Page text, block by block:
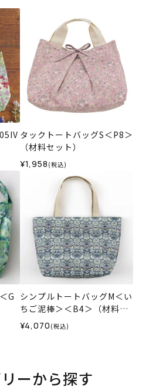
タックトートバッグS＜P8＞
（材料セット）
¥1,958 (税込)
G シンプルトートバッグM＜い
ちご泥棒＞＜B4＞（材料セ
ット）
¥4,070 (税込)
ーから探す